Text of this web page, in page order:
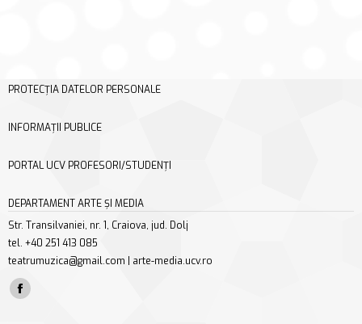
PROTECȚIA DATELOR PERSONALE
INFORMAȚII PUBLICE
PORTAL UCV PROFESORI/STUDENȚI
DEPARTAMENT ARTE ȘI MEDIA
Str. Transilvaniei, nr. 1, Craiova, jud. Dolj
tel. +40 251 413 085
teatrumuzica@gmail.com | arte-media.ucv.ro
Find us on:
Facebook